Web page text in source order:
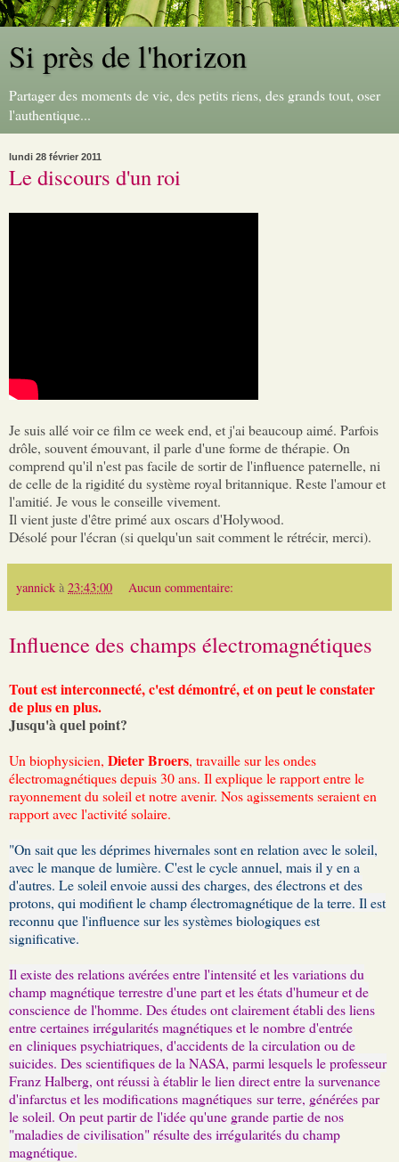
Si près de l'horizon
Partager des moments de vie, des petits riens, des grands tout, oser
l'authentique...
lundi 28 février 2011
Le discours d'un roi
Je suis allé voir ce film ce week end, et j'ai beaucoup aimé. Parfois
drôle, souvent émouvant, il parle d'une forme de thérapie. On
comprend qu'il n'est pas facile de sortir de l'influence paternelle, ni
de celle de la rigidité du système royal britannique. Reste l'amour et
l'amitié. Je vous le conseille vivement.
Il vient juste d'être primé aux oscars d'Holywood.
Désolé pour l'écran (si quelqu'un sait comment le rétrécir, merci).
yannick à 23:43:00 Aucun commentaire:
Influence des champs électromagnétiques
Tout est interconnecté, c'est démontré, et on peut le constater
de plus en plus.
Jusqu'à quel point?
Un biophysicien, Dieter Broers, travaille sur les ondes
électromagnétiques depuis 30 ans. Il explique le rapport entre le
rayonnement du soleil et notre avenir. Nos agissements seraient en
rapport avec l'activité solaire.
"On sait que les déprimes hivernales sont en relation avec le soleil,
avec le manque de lumière. C'est le cycle annuel, mais il y en a
d'autres. Le soleil envoie aussi des charges, des électrons et des
protons, qui modifient le champ électromagnétique de la terre. Il est
reconnu que l'influence sur les systèmes biologiques est
significative.
Il existe des relations avérées entre l'intensité et les variations du
champ magnétique terrestre d'une part et les états d'humeur et de
conscience de l'homme. Des études ont clairement établi des liens
entre certaines irrégularités magnétiques et le nombre d'entrée
en cliniques psychiatriques, d'accidents de la circulation ou de
suicides. Des scientifiques de la NASA, parmi lesquels le professeur
Franz Halberg, ont réussi à établir le lien direct entre la survenance
d'infarctus et les modifications magnétiques sur terre, générées par
le soleil. On peut partir de l'idée qu'une grande partie de nos
"maladies de civilisation" résulte des irrégularités du champ
magnétique.